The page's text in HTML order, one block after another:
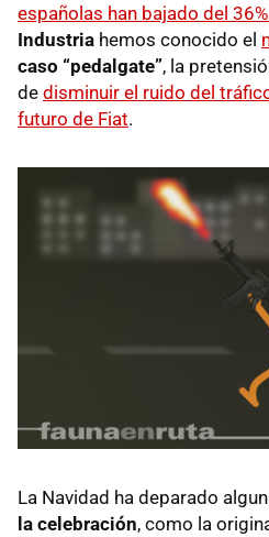
españolas han bajado del
Industria hemos conocido el
caso “pedalgate”, la
de disminuir el ruido del
futuro de Fiat.
La Navidad ha deparado
la celebración, como la